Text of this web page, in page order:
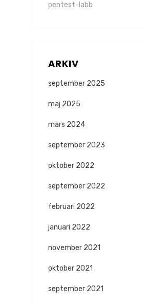
pentest-labb
ARKIV
september 2025
maj 2025
mars 2024
september 2023
oktober 2022
september 2022
februari 2022
januari 2022
november 2021
oktober 2021
september 2021